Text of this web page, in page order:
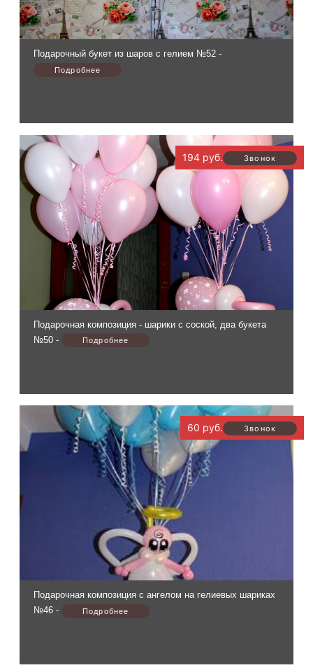
Подарочный букет из шаров с гелием №52 -
194 руб.
Подарочная композиция - шарики с соской, два букета
№50 -
60 руб.
Подарочная композиция с ангелом на гелиевых шариках
№46 -